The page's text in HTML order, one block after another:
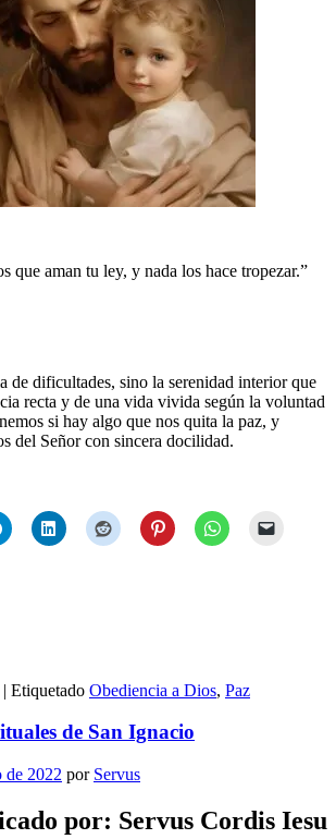
que aman tu ley, y nada los hace tropezar.”
de dificultades, sino la serenidad interior que
recta y de una vida vivida según la voluntad
si hay algo que nos quita la paz, y
del Señor con sincera docilidad.
| Etiquetado Obediencia a Dios, Paz
de San Ignacio
de 2022 por Servus
por: Servus Cordis Iesu